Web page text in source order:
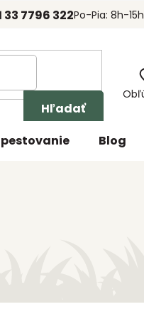
7796 322Po-Pia: 8h-15h
Hľadať
Blog